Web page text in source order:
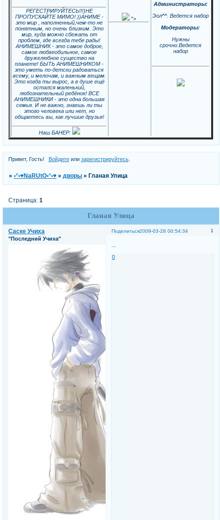
РЕГЕСТРИРУЙТЕСЬ!!!)НЕ
ПРОПУСКАЙТЕ МИМО! ))АНИМЕ -
это мир , наполненный,чем-то не
понятным, но очень близким. Это
мир, куда можно сбежать от
проблем, где всегда тебе рады!
АНИМЕШНИК - это самое доброе,
самое любвеобильное, самое
дружелюбное существо на
планете! БЫТЬ АНИМЕШНИКОМ -
это уметь по-детски радоваться
всему, и мелочам, и важным вещам.
Это когда ты вырос, а в душе ещё
остался маленький,
любознательный ребёнок! ВСЕ
АНИМЕШНИКИ - это одна большая
семья. И не важно, знаешь ли ты
этого человека или нет, но
общаетесь вы, как лучшие друзья!
Наш БАНЕР:
">
Администраторы:
Эол^^. Ведется набор
Модераторы:
Нужны
срочно.Ведется
набор
Привет, Гость! Войдитеили зарегистрируйтесь.
»•°•♥NaRUtO•°•♥ »дворы » Гланая Улица
Гланая Улица
Страница:1
Поделиться 1
2009-03-28 00:54:34
Саске Учиха
"Последний Учиха"
0